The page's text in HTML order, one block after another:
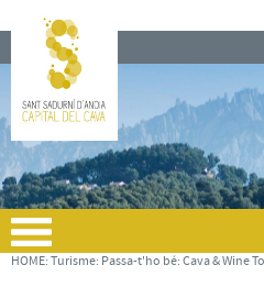
HOME: Turisme: Passa-t'ho bé: Cava & Wine